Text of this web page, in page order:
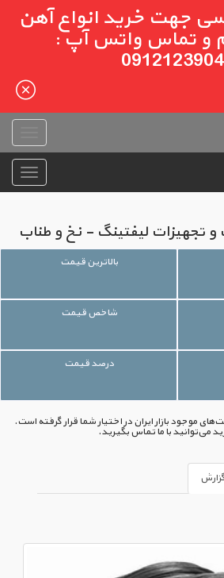
جهت خرید انواع آهن
و تماس واتس آپ :
و تجهیزات لیفتینگ - نخ و طناب
بالاترین قیمت
شاخص قیمت
درصد قیمت
موجود بازار ایران در اختیار شما قرار گرفته است.
می‌توانید با ما تماس بگیرید.